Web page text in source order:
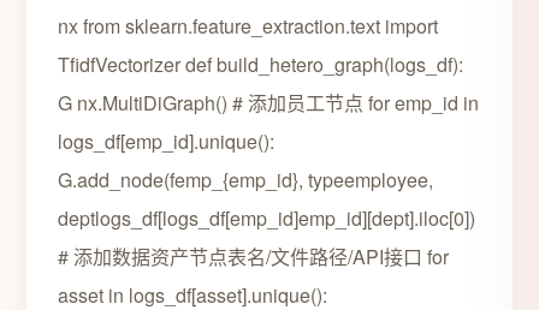
nx from sklearn.feature_extraction.text import
TfidfVectorizer def build_hetero_graph(logs_df):
G nx.MultiDiGraph() # 添加员工节点 for emp_id in
logs_df[emp_id].unique():
G.add_node(femp_{emp_id}, typeemployee,
deptlogs_df[logs_df[emp_id]emp_id][dept].iloc[0])
# 添加数据资产节点表名/文件路径/API接口 for
asset in logs_df[asset].unique():